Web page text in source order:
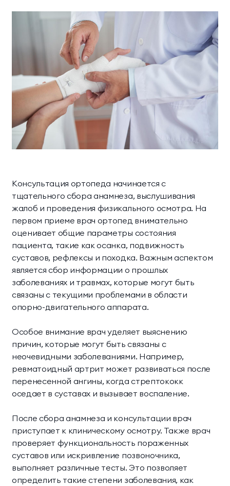
Консультация ортопеда начинается с
тщательного сбора анамнеза, выслушивания
жалоб и проведения физикального осмотра. На
первом приеме врач ортопед внимательно
оценивает общие параметры состояния
пациента, такие как осанка, подвижность
суставов, рефлексы и походка. Важным аспектом
является сбор информации о прошлых
заболеваниях и травмах, которые могут быть
связаны с текущими проблемами в области
опорно-двигательного аппарата.
Особое внимание врач уделяет выяснению
причин, которые могут быть связаны с
неочевидными заболеваниями. Например,
ревматоидный артрит может развиваться после
перенесенной ангины, когда стрептококк
оседает в суставах и вызывает воспаление.
После сбора анамнеза и консультации врач
приступает к клиническому осмотру. Также врач
проверяет функциональность пораженных
суставов или искривление позвоночника,
выполняет различные тесты. Это позволяет
определить такие степени заболевания, как